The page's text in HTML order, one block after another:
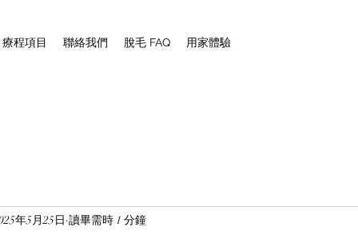
程項目 聯絡我們 脫毛 FAQ 用家體驗
年5月25日 讀畢需時 1 分鐘